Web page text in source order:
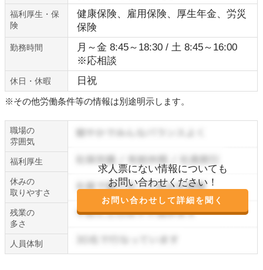
福利厚生・保
険
健康保険、雇用保険、厚生年金、労災
保険
勤務時間
月～金 8:45～18:30 / 土 8:45～16:00
※応相談
休日・休暇 日祝
※その他労働条件等の情報は別途明示します。
職場の
雰囲気
求人票にない情報についても
お問い合わせください！
お問い合わせして詳細を聞く
福利厚生
休みの
取りやすさ
残業の
多さ
人員体制